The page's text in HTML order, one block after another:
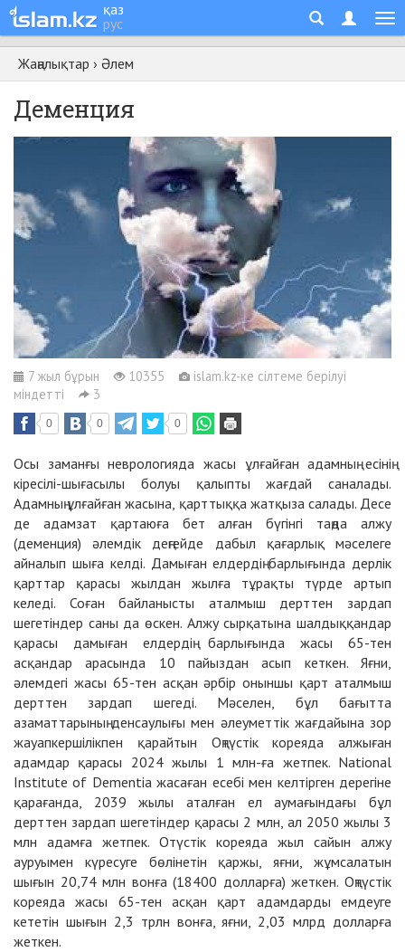
қаз
рус
Жаңалықтар › Әлем
Деменция
7 жыл бұрын 10355
islam.kz-ке сілтеме берілуі
міндетті
3
0 0 0
Осы заманғы неврологияда жасы ұлғайған адамның есінің
кіресілі-шығасылы болуы қалыпты жағдай саналады.
Адамның ұлғайған жасына, қарттыққа жатқыза салады. Десе
де адамзат қартаюға бет алған бүгінгі таңда алжу
(деменция) әлемдік деңгейде дабыл қағарлық мәселеге
айналып шыға келді. Дамыған елдердің барлығында дерлік
қарттар қарасы жылдан жылға тұрақты түрде артып
келеді. Соған байланысты аталмыш дерттен зардап
шегетіндер саны да өскен. Алжу сырқатына шалдыққандар
қарасы дамыған елдердің барлығында жасы 65-тен
асқандар арасында 10 пайыздан асып кеткен. Яғни,
әлемдегі жасы 65-тен асқан әрбір оныншы қарт аталмыш
дерттен зардап шегеді. Мәселен, бұл бағытта
азаматтарының денсаулығы мен әлеуметтік жағдайына зор
жауапкершілікпен қарайтын Оңтүстік кореяда алжыған
адамдар қарасы 2024 жылы 1 млн-ға жетпек. National
Institute of Dementia жасаған есебі мен келтірген дерегіне
қарағанда, 2039 жылы аталған ел аумағындағы бұл
дерттен зардап шегетіндер қарасы 2 млн, ал 2050 жылы 3
млн адамға жетпек. Отүстік кореяда жыл сайын алжу
ауруымен күресуге бөлінетін қаржы, яғни, жұмсалатын
шығын 20,74 млн вонға (18400 долларға) жеткен. Оңтүстік
кореяда жасы 65-тен асқан қарт адамдарды емдеуге
кететін шығын 2,3 трлн вонға, яғни, 2,03 млрд долларға
жеткен.